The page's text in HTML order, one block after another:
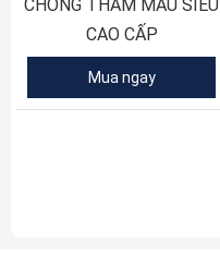
CHỐNG THẤM MÀU SIÊU
CAO CẤP
Mua ngay